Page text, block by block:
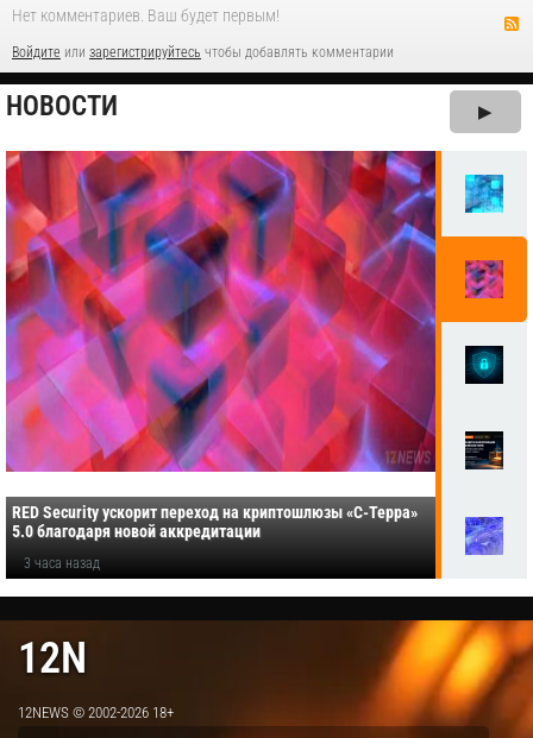
Нет комментариев. Ваш будет первым!
Войдите или зарегистрируйтесь чтобы добавлять комментарии
НОВОСТИ ▶
RED Security ускорит переход на криптошлюзы «С-Терра»
5.0 благодаря новой аккредитации
3 часа назад
12N
12NEWS © 2002-2026 18+